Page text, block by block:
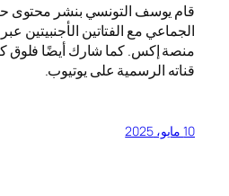
قام يوسف التونسي بنشر محتوى
الجماعي مع الفتاتين الأجنبيتين
منصة إكس. كما شارك أيضًا فلوق
قناته الرسمية على يوتيوب.
10 مايو، 2025